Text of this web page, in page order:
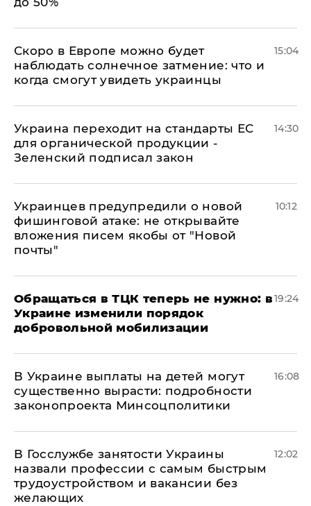
Скоро в Европе можно будет
наблюдать солнечное затмение: что и
когда смогут увидеть украинцы
15:04
Украина переходит на стандарты ЕС
для органической продукции -
Зеленский подписал закон
14:30
Украинцев предупредили о новой
фишинговой атаке: не открывайте
вложения писем якобы от "Новой
почты"
10:12
Обращаться в ТЦК теперь не нужно: в
Украине изменили порядок
добровольной мобилизации
19:24
В Украине выплаты на детей могут
существенно вырасти: подробности
законопроекта Минсоцполитики
16:08
В Госслужбе занятости Украины
назвали профессии с самым быстрым
трудоустройством и вакансии без
желающих
12:02